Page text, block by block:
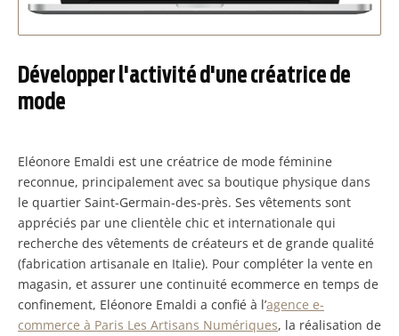
Développer l'activité d'une créatrice de
mode
Eléonore Emaldi est une créatrice de mode féminine
reconnue, principalement avec sa boutique physique dans
le quartier Saint-Germain-des-près. Ses vêtements sont
appréciés par une clientèle chic et internationale qui
recherche des vêtements de créateurs et de grande qualité
(fabrication artisanale en Italie). Pour compléter la vente en
magasin, et assurer une continuité ecommerce en temps de
confinement, Eléonore Emaldi a confié à l’agence e-
commerce à Paris Les Artisans Numériques, la réalisation de